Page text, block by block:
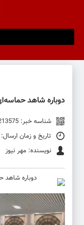
دوباره شاهد
شناسه خبر: 213575
تاریخ و زمان ارسال: 3 ژوئن 2026 ساعت 20:03
نویسنده: مهر نیوز